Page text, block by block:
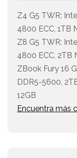
Z4 G5 TWR:
4800 ECC, 1TB
Z8 G5 TWR:
4800 ECC, 2TB
ZBook Fury 16
DDR5-5600,
12GB
Encuentra más